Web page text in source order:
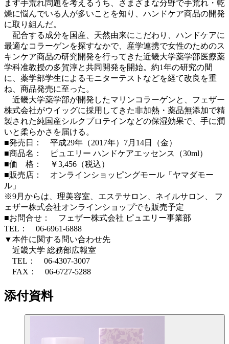
ます手荒れ問題を考えるうち、さまざまな分野で手荒れ・乾
燥に悩んでいる人が多いことを知り、ハンドケア商品の開発
に取り組んだ。
配合する成分を国産、天然由来にこだわり、ハンドケアに
最適なコラーゲンを探すなかで、産学連携で女性のためのス
キンケア商品の研究開発を行ってきた近畿大学薬学部医療薬
学科准教授の多賀淳と共同開発を開始。約1年の研究の間
に、薬学部学生によるモニターテストなどを経て改良を重
ね、商品発売に至った。
近畿大学薬学部が開発したマリンコラーゲンと、フェザー
株式会社がウイッグに採用してきた非加熱・薬品無添加で精
製された純国産シルクプロテインなどの保湿効果で、手に潤
いと柔らかさを届ける。
■発売日： 平成29年（2017年）7月14日（金）
■商品名： ピュエリー ハンドケアエッセンス（30ml）
■価 格： ￥3,456（税込）
■販売店： オンラインショッピングモール「ヤマダモー
ル」
※9月からは、理美容室、エステサロン、ネイルサロン、 フ
ェザー株式会社オンラインショップでも販売予定
■お問合せ： フェザー株式会社 ピュエリー事業部
TEL： 06-6961-6888
▼本件に関する問い合わせ先
近畿大学 総務部広報室
TEL： 06-4307-3007
FAX： 06-6727-5288
添付資料